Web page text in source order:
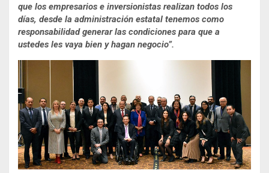
que los empresarios e inversionistas realizan todos los
días, desde la administración estatal tenemos como
responsabilidad generar las condiciones para que a
ustedes les vaya bien y hagan negocio”.